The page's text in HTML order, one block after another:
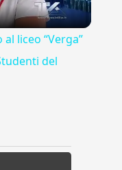
liceo “Verga”
del